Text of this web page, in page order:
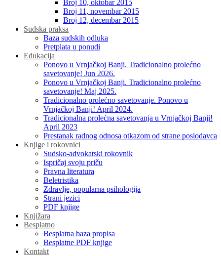
Broj 10, oktobar 2015
Broj 11, novembar 2015
Broj 12, decembar 2015
Sudska praksa
Baza sudskih odluka
Pretplata u ponudi
Edukacija
Ponovo u Vrnjačkoj Banji. Tradicionalno prolećno
savetovanje! Jun 2026.
Ponovo u Vrnjačkoj Banji. Tradicionalno prolećno
savetovanje! Maj 2025.
Tradicionalno prolećno savetovanje. Ponovo u
Vrnjačkoj Banji! April 2024.
Tradicionalna prolećna savetovanja u Vrnjačkoj Banji!
April 2023
Prestanak radnog odnosa otkazom od strane poslodavca
Knjige i rokovnici
Sudsko-advokatski rokovnik
Ispričaj svoju priču
Pravna literatura
Beletristika
Zdravlje, popularna psihologija
Strani jezici
PDF knjige
Knjižara
Besplatno
Besplatna baza propisa
Besplatne PDF knjige
Kontakt